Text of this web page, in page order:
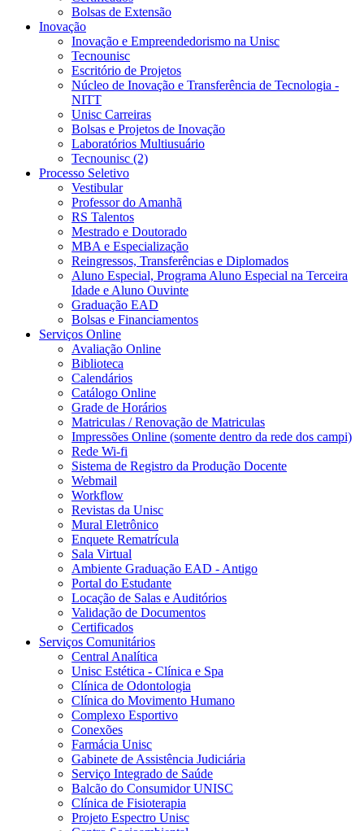
Bolsas de Extensão
Inovação
Inovação e Empreendedorismo na Unisc
Tecnounisc
Escritório de Projetos
Núcleo de Inovação e Transferência de Tecnologia -
NITT
Unisc Carreiras
Bolsas e Projetos de Inovação
Laboratórios Multiusuário
Tecnounisc (2)
Processo Seletivo
Vestibular
Professor do Amanhã
RS Talentos
Mestrado e Doutorado
MBA e Especialização
Reingressos, Transferências e Diplomados
Aluno Especial, Programa Aluno Especial na Terceira
Idade e Aluno Ouvinte
Graduação EAD
Bolsas e Financiamentos
Serviços Online
Avaliação Online
Biblioteca
Calendários
Catálogo Online
Grade de Horários
Matriculas / Renovação de Matriculas
Impressões Online (somente dentro da rede dos campi)
Rede Wi-fi
Sistema de Registro da Produção Docente
Webmail
Workflow
Revistas da Unisc
Mural Eletrônico
Enquete Rematrícula
Sala Virtual
Ambiente Graduação EAD - Antigo
Portal do Estudante
Locação de Salas e Auditórios
Validação de Documentos
Certificados
Serviços Comunitários
Central Analítica
Unisc Estética - Clínica e Spa
Clínica de Odontologia
Clínica do Movimento Humano
Complexo Esportivo
Conexões
Farmácia Unisc
Gabinete de Assistência Judiciária
Serviço Integrado de Saúde
Balcão do Consumidor UNISC
Clínica de Fisioterapia
Projeto Espectro Unisc